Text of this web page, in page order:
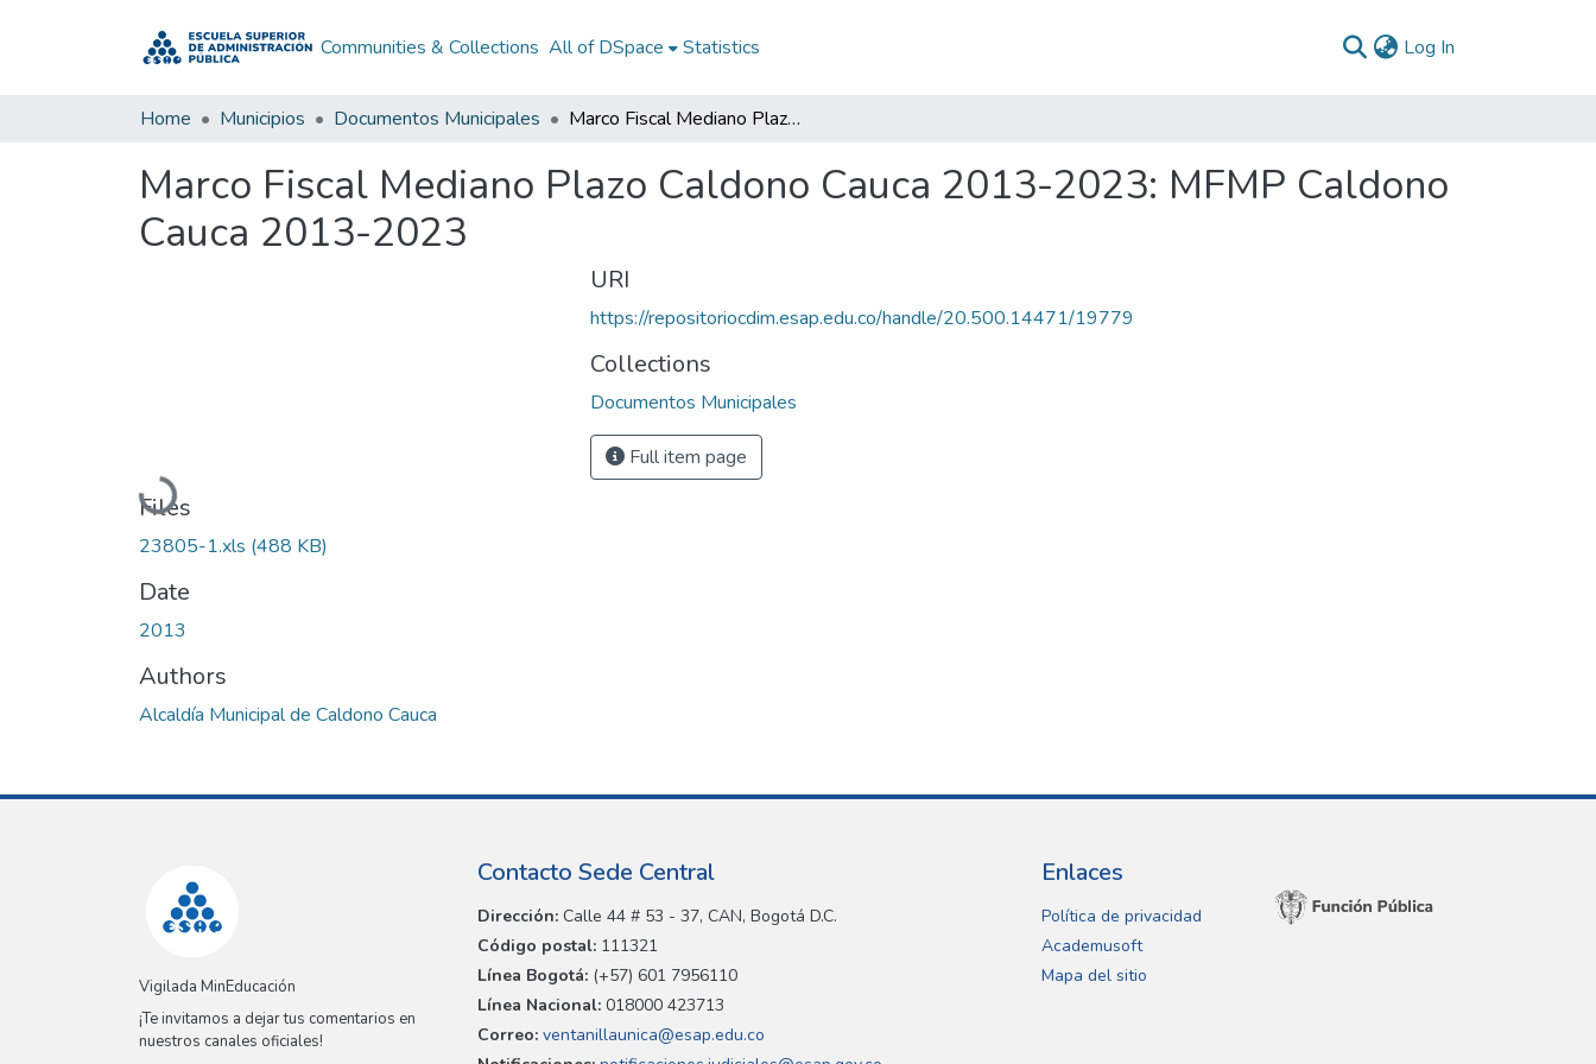
Communities & Collections All of DSpace Statistics Log In
Home Municipios Documentos Municipales Marco Fiscal Mediano Plazo Caldono Cauca 2013-2023: MFMP Caldono Cauca 2013-2023
Marco Fiscal Mediano Plazo Caldono Cauca 2013-2023: MFMP Caldono
Cauca 2013-2023
Loading...
Files
23805-1.xls (488 KB)
Date
2013
Authors
Alcaldía Municipal de Caldono Cauca
URI
https://repositoriocdim.esap.edu.co/handle/20.500.14471/19779
Collections
Documentos Municipales
Full item page
Vigilada MinEducación
¡Te invitamos a dejar tus comentarios en
nuestros canales oficiales!
Contacto Sede Central
Dirección: Calle 44 # 53 - 37, CAN, Bogotá D.C.
Código postal: 111321
Línea Bogotá: (+57) 601 7956110
Línea Nacional: 018000 423713
Correo: ventanillaunica@esap.edu.co
Enlaces
Política de privacidad
Academusoft
Mapa del sitio